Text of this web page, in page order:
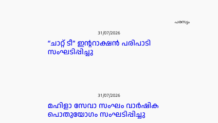
പരസ്യം
31/07/2026
“ചാറ്റ് ടീ” ഇന്ററാക്ഷൻ പരിപാടി
സംഘടിപ്പിച്ചു
31/07/2026
മഹിളാ സേവാ സംഘം വാർഷിക
പൊതുയോഗം സംഘടിപ്പിച്ചു